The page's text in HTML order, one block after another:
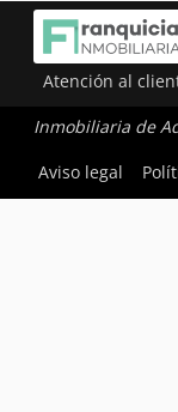
Atención al
Inmobiliaria de
Aviso legal